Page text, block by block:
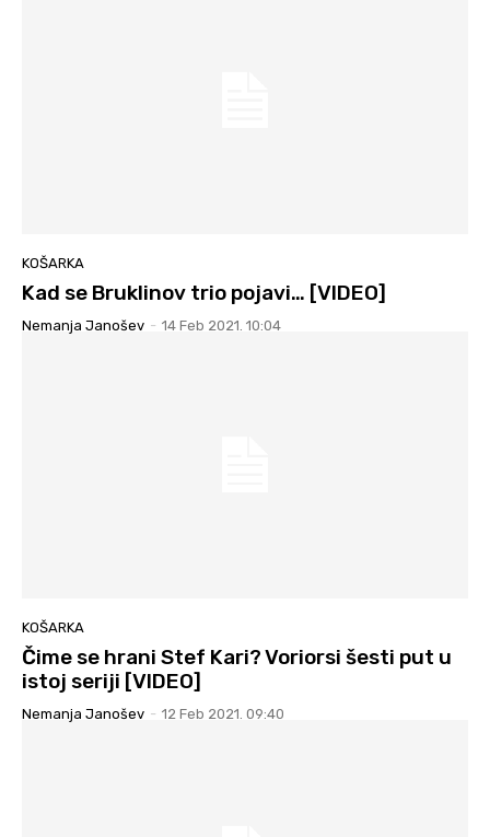
KOŠARKA
Kad se Bruklinov trio pojavi… [VIDEO]
Nemanja Janošev - 14 Feb 2021. 10:04
KOŠARKA
Čime se hrani Stef Kari? Voriorsi šesti put u
istoj seriji [VIDEO]
Nemanja Janošev - 12 Feb 2021. 09:40